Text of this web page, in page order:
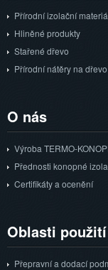
Přírodní izolační
Hliněné produkty
Stařené dřevo
Přírodní nátěry na dřevo
O nás
Výroba TERMO-
Přednosti konopné
Certifikáty a ocenění
Oblasti použití
Přepravní a dodací